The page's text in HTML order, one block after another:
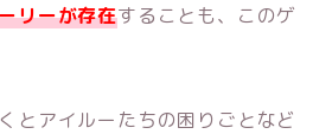
リーが存在することも、このゲ
とアイルーたちの困りごとなど